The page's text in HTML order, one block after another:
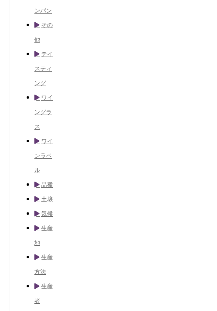
ンパン
その
他
テイ
スティ
ング
ワイ
ングラ
ス
ワイ
ンラベ
ル
品種
土壌
気候
生産
地
生産
方法
生産
者